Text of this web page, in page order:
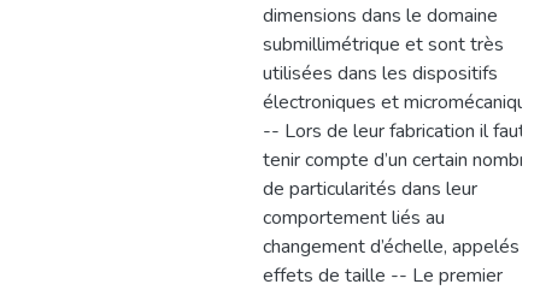
dimensions dans le domaine
submillimétrique et sont très
utilisées dans les dispositifs
électroniques et
-- Lors de leur fabrication il faut
tenir compte d’un certain nombre
de particularités dans leur
comportement liés au
changement d’échelle, appelés
effets de taille -- Le premier